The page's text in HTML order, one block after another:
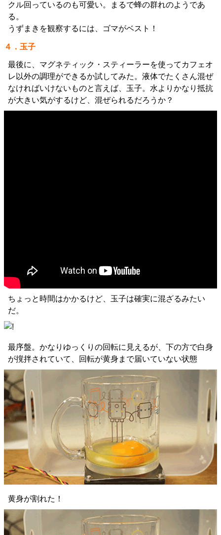
クル回っているのも可愛い。まるで蜂の群れのようであ
る。
うずまきを観察するには、ゴマがベスト！
４．玉子
最後に、マグネティック・スティーラーを使ってカフェオ
レ以外の調理ができるか試してみた。液体でたくさん混ぜ
なければいけないものと言えば、玉子。水よりかなり抵抗
が大きい気がするけど、混ぜられるだろうか？
ちょっと時間はかかるけど、玉子は確実に混ざるみたい
だ。
最序盤。かなりゆっくりの回転に見えるが、下の方で白身
が撹拌されていて、回転が黄身まで届いていない状態
黄身が割れた！